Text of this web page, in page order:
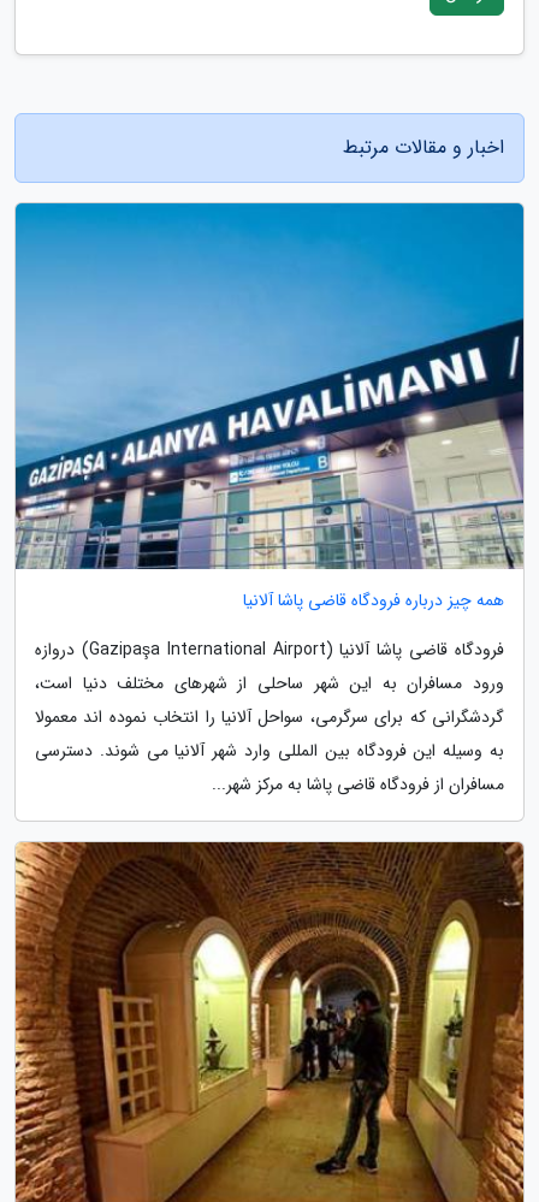
اخبار و مقالات مرتبط
همه چیز درباره فرودگاه قاضی پاشا آلانیا
فرودگاه قاضی پاشا آلانیا (Gazipaşa International Airport) دروازه
ورود مسافران به این شهر ساحلی از شهرهای مختلف دنیا است،
گردشگرانی که برای سرگرمی، سواحل آلانیا را انتخاب نموده اند معمولا
به وسیله این فرودگاه بین المللی وارد شهر آلانیا می شوند. دسترسی
مسافران از فرودگاه قاضی پاشا به مرکز شهر...